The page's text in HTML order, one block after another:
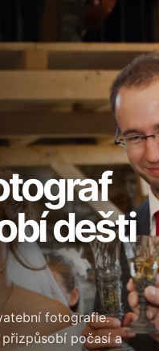
dešti
fotografie.
počasí a